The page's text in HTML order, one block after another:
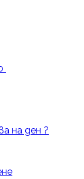
на ден ?